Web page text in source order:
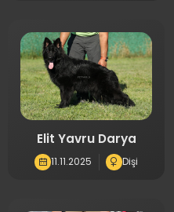
Elit Yavru Darya
11.11.2025 Dişi